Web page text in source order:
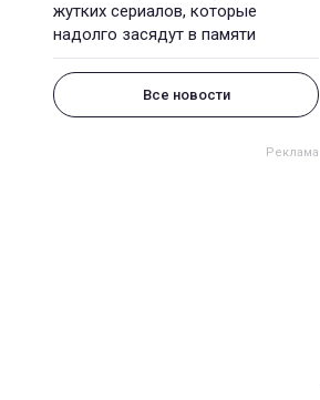
жутких сериалов, которые
надолго засядут в памяти
Все новости